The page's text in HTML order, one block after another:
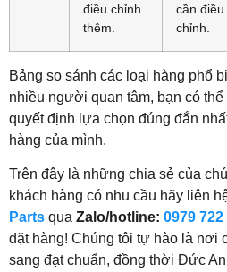
điều chỉnh
thêm.
cần điều
chỉnh.
Bảng so sánh các loại hàng phổ
nhiều người quan tâm, bạn có
quyết định lựa chọn đúng đắn
hàng của mình.
Trên đây là những chia sẻ của
khách hàng có nhu cầu hãy liên
Parts qua Zalo/hotline: 0979 722
đặt hàng! Chúng tôi tự hào là nơi
sang đạt chuẩn, đồng thời Đức